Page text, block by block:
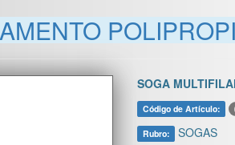
SOGA
Código de Artículo:
Rubro: SOGAS